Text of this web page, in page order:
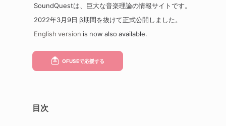
SoundQuestは、巨大な音楽理論の情報サイトです。
2022年3月9日 β期間を抜けて正式公開しました。
English version is now also available.
目次